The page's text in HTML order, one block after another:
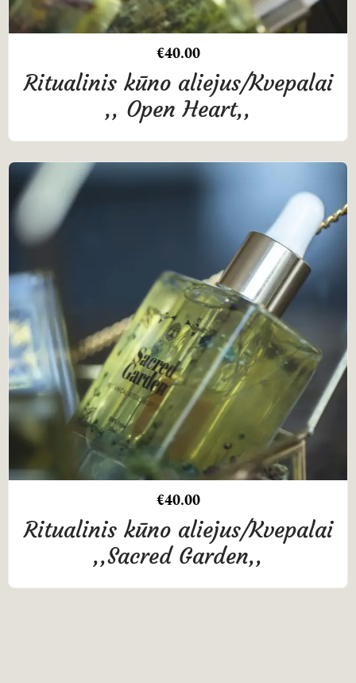
€40.00
Ritualinis kūno aliejus/Kvepalai
,, Open Heart,,
€40.00
Ritualinis kūno aliejus/Kvepalai
,,Sacred Garden,,